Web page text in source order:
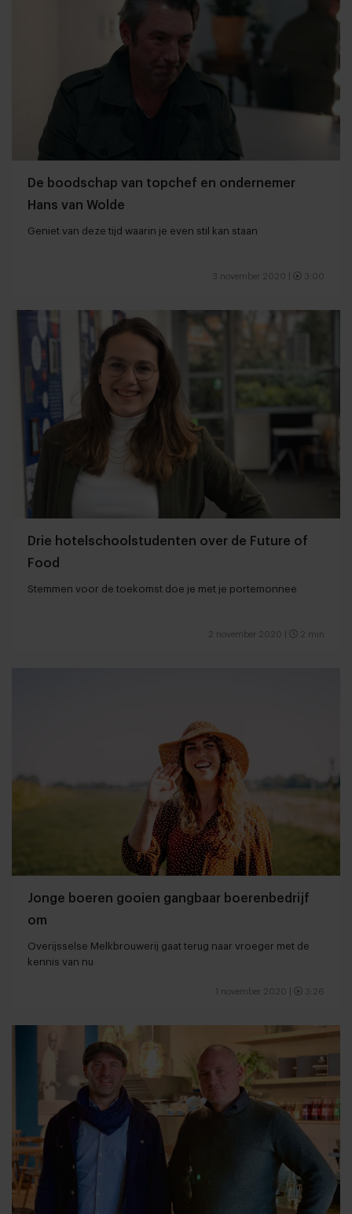
De boodschap van topchef en ondernemer
Hans van Wolde
Geniet van deze tijd waarin je even stil kan staan
3 november 2020 3:00
Drie hotelschoolstudenten over de Future of
Food
Stemmen voor de toekomst doe je met je portemonnee
2 november 2020 2 min
Jonge boeren gooien gangbaar boerenbedrijf
om
Overijsselse Melkbrouwerij gaat terug naar vroeger met de
kennis van nu
1 november 2020 3:26